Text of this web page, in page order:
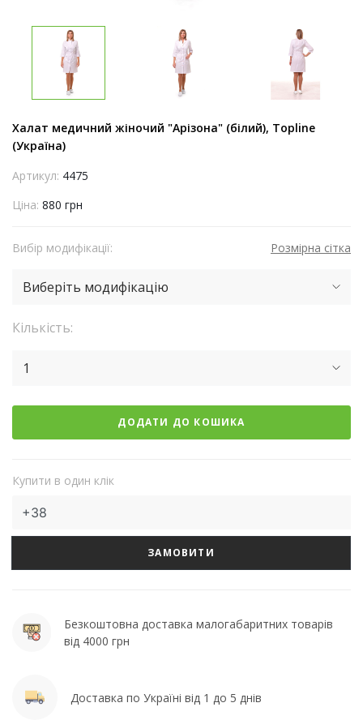
Халат медичний жіночий "Арізона" (білий), Topline
(Україна)
Артикул: 4475
Ціна: 880 грн
Вибір модифікації: Розмірна сітка
Виберіть модифікацію
Кількість:
1
ДОДАТИ ДО КОШИКА
Купити в один клік
ЗАМОВИТИ
Безкоштовна доставка малогабаритних товарів
від 4000 грн
Доставка по Україні від 1 до 5 днів